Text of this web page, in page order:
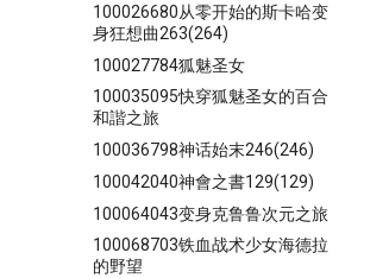
100026680从零开始的斯卡哈变
身狂想曲263(264)
100027784狐魅圣女
100035095快穿狐魅圣女的百合
和諧之旅
100036798神话始末246(246)
100042040神會之書129(129)
100064043变身克鲁鲁次元之旅
100068703铁血战术少女海德拉
的野望